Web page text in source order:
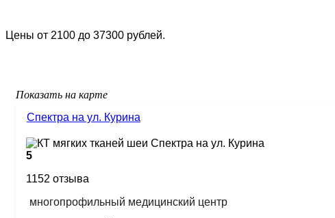
Цены от 2100 до 37300 рублей.
Показать на карте
Спектра на ул. Курина
5
1152 отзыва
многопрофильный медицинский центр